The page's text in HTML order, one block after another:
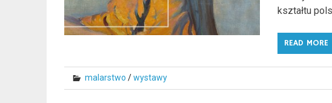
kształtu
READ MORE
malarstwo /wystawy